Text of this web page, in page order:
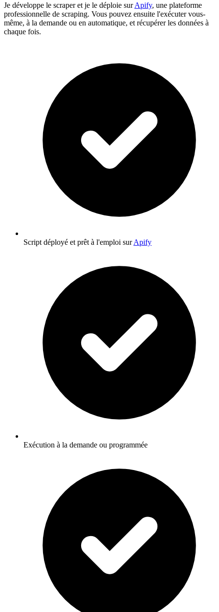
Je développe le scraper et je le déploie surApify, une plateforme
professionnelle de scraping. Vous pouvez ensuite l'exécuter vous-
même, à la demande ou en automatique, et récupérer les données à
chaque fois.
Script déployé et prêt à l'emploi surApify
Exécution à la demande ou programmée